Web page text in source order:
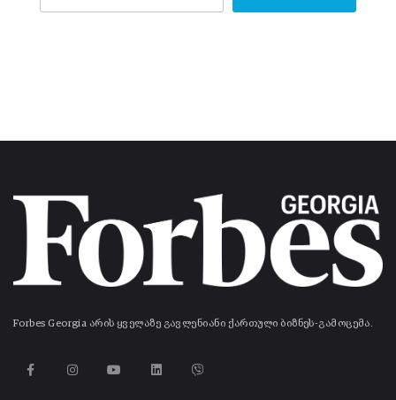
Forbes Georgia არის ყველაზე გავლენიანი ქართული ბიზნეს-გამოცემა.